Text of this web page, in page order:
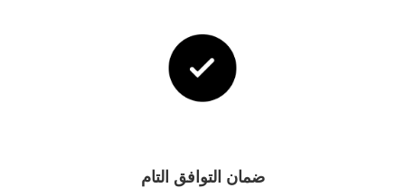
ضمان التوافق التام